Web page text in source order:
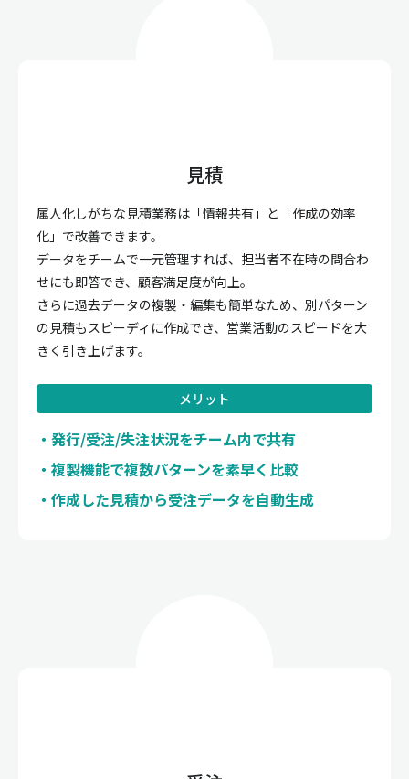
見積
属人化しがちな見積業務は「情報共有」と「作成の効率
化」で改善できます。
データをチームで一元管理すれば、担当者不在時の問合わ
せにも即答でき、顧客満足度が向上。
さらに過去データの複製・編集も簡単なため、別パターン
の見積もスピーディに作成でき、営業活動のスピードを大
きく引き上げます。
メリット
発行/受注/失注状況をチーム内で共有
複製機能で複数パターンを素早く比較
作成した見積から受注データを自動生成